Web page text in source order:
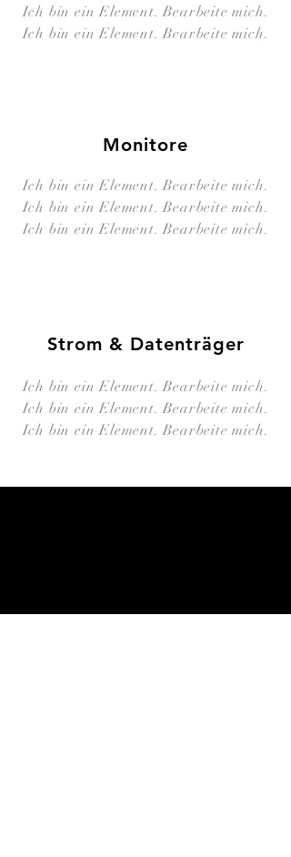
Ich bin ein Element. Bearbeite mich.
Ich bin ein Element. Bearbeite mich.
Monitore
Ich bin ein Element. Bearbeite mich.
Ich bin ein Element. Bearbeite mich.
Ich bin ein Element. Bearbeite mich.
Strom & Datenträger
Ich bin ein Element. Bearbeite mich.
Ich bin ein Element. Bearbeite mich.
Ich bin ein Element. Bearbeite mich.